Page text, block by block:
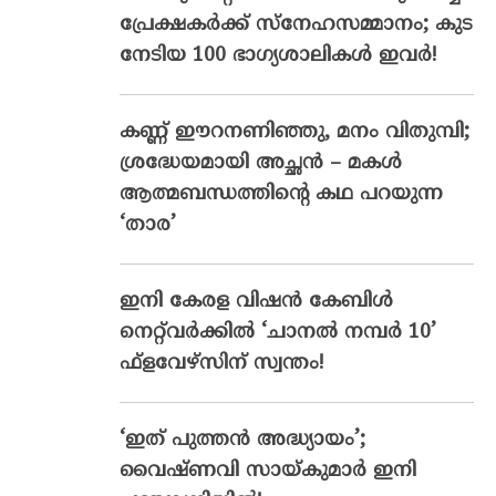
പ്രേക്ഷകര്‍ക്ക് സ്‌നേഹസമ്മാനം; കുട
നേടിയ 100 ഭാഗ്യശാലികള്‍ ഇവര്‍!
കണ്ണ് ഈറനണിഞ്ഞു, മനം വിതുമ്പി;
ശ്രദ്ധേയമായി അച്ഛൻ – മകൾ
ആത്മബന്ധത്തിന്റെ കഥ പറയുന്ന
‘താര’
ഇനി കേരള വിഷൻ കേബിൾ
നെറ്റ്‌വർക്കിൽ ‘ചാനൽ നമ്പർ 10’
ഫ്‌ളവേഴ്‌സിന് സ്വന്തം!
‘ഇത് പുത്തൻ അദ്ധ്യായം’;
വൈഷ്‌ണവി സായ്‌കുമാർ ഇനി